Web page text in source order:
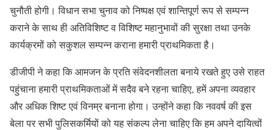
चुनौती होगी। विधान सभा चुनाव को निष्पक्ष एवं शान्तिपूर्ण रूप से सम्पन्न
कराने के साथ ही अतिविशिष्ट व विशिष्ट महानुभावों की सुरक्षा तथा उनके
कार्यक्रमों को सकुशल सम्पन्न कराना हमारी प्राथमिकता है।
डीजीपी ने कहा कि आमजन के प्रति संवेदनशीलता बनाये रखते हुए उसे राहत
पहुंचाना हमारी प्राथमिकताओं में सदैव बने रहना चाहिए, हमें अपना व्यवहार
और अधिक शिष्ट एवं विनम्र बनाना होगा। उन्होंने कहा कि नववर्ष की इस
बेला पर सभी पुलिसकर्मियों को यह संकल्प लेना चाहिए कि हम अपने दायित्वों